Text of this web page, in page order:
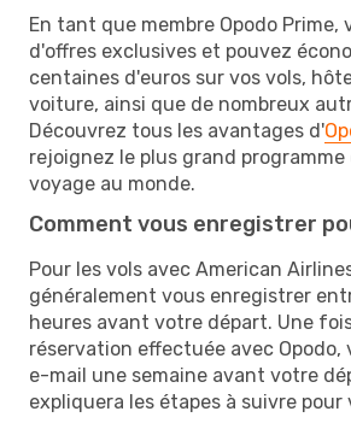
En tant que membre Opodo Prime,
d'offres exclusives et pouvez
centaines d'euros sur vos vols,
voiture, ainsi que de nombreux
Découvrez tous les avantages d'
rejoignez le plus grand
voyage au monde.
Comment vous enregistrer
Pour les vols avec American
généralement vous enregistrer
heures avant votre départ. Une
réservation effectuée avec Opodo,
e-mail une semaine avant votre
expliquera les étapes à suivre pour